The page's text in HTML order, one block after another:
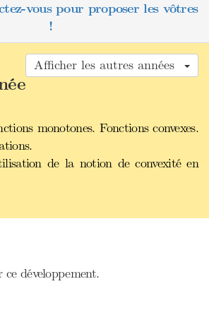
vous pour proposer les vôtres
!
Afficher les autres années
monotones. Fonctions convexes.
de la notion de convexité en
ce développement.